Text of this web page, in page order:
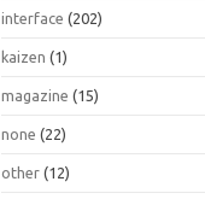
interface (202)
kaizen (1)
magazine (15)
none (22)
other (12)